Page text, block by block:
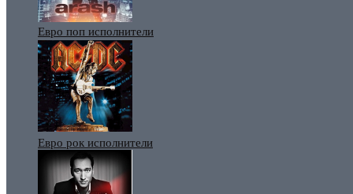
Евро поп исполнители
Евро рок исполнители